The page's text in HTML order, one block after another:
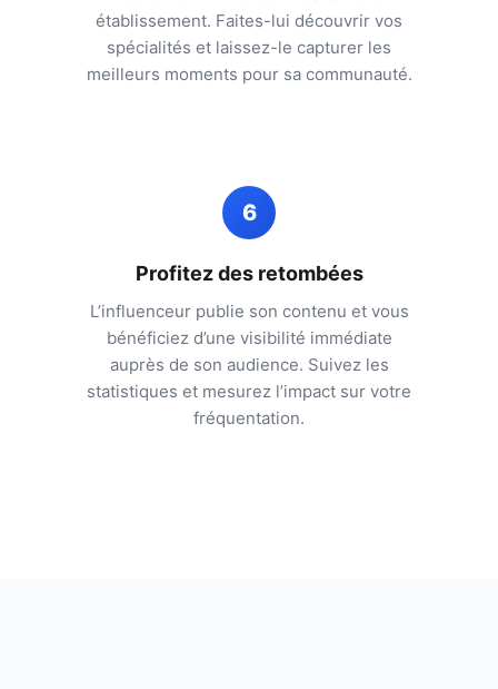
établissement. Faites-lui découvrir vos
spécialités et laissez-le capturer les
meilleurs moments pour sa communauté.
6
Profitez des retombées
L’influenceur publie son contenu et vous
bénéficiez d’une visibilité immédiate
auprès de son audience. Suivez les
statistiques et mesurez l’impact sur votre
fréquentation.